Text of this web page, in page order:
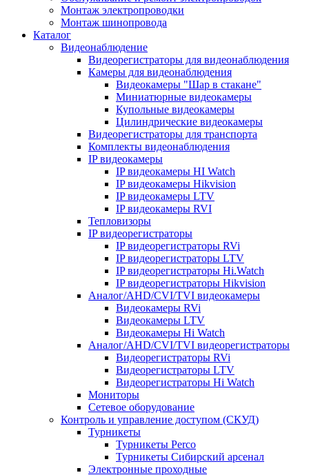
Монтаж электропроводки
Монтаж шинопровода
Каталог
Видеонаблюдение
Видеорегистраторы для видеонаблюдения
Камеры для видеонаблюдения
Видеокамеры "Шар в стакане"
Миниатюрные видеокамеры
Купольные видеокамеры
Цилиндрические видеокамеры
Видеорегистраторы для транспорта
Комплекты видеонаблюдения
IP видеокамеры
IP видеокамеры HI Watch
IP видеокамеры Hikvision
IP видеокамеры LTV
IP видеокамеры RVI
Тепловизоры
IP видеорегистраторы
IP видеорегистраторы RVi
IP видеорегистраторы LTV
IP видеорегистраторы Hi.Watch
IP видеорегистраторы Hikvision
Аналог/AHD/CVI/TVI видеокамеры
Видеокамеры RVi
Видеокамеры LTV
Видеокамеры Hi Watch
Аналог/AHD/CVI/TVI видеорегистраторы
Видеорегистраторы RVi
Видеорегистраторы LTV
Видеорегистраторы Hi Watch
Мониторы
Сетевое оборудование
Контроль и управление доступом (СКУД)
Турникеты
Турникеты Perco
Турникеты Сибирский арсенал
Электронные проходные